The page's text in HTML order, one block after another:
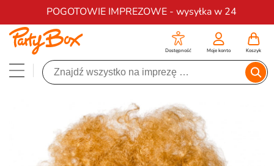
POGOTOWIE IMPREZOWE - wysyłka w 24
Darmowa dostawa na zamówienia od 200 zł
Dostępność Moje konto Koszyk